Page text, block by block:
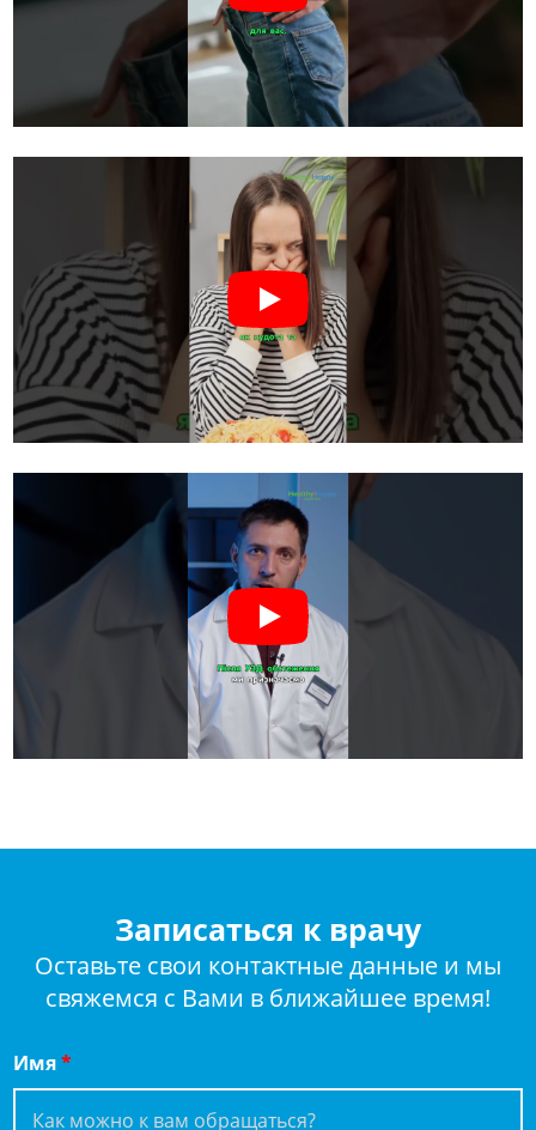
Записаться к врачу
Оставьте свои контактные данные и мы
свяжемся с Вами в ближайшее время!
Имя*